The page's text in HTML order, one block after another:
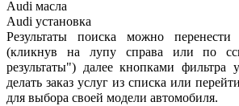
Audi масла
Audi установка
Результаты поиска можно
(кликнув на лупу справа или по
результаты") далее кнопками фильтра
делать заказ услуг из списка или
для выбора своей модели автомобиля.